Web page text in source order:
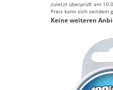
Watschuhe &
zuletzt überprüft am
Preis kann sich seitdem
Keine weiteren